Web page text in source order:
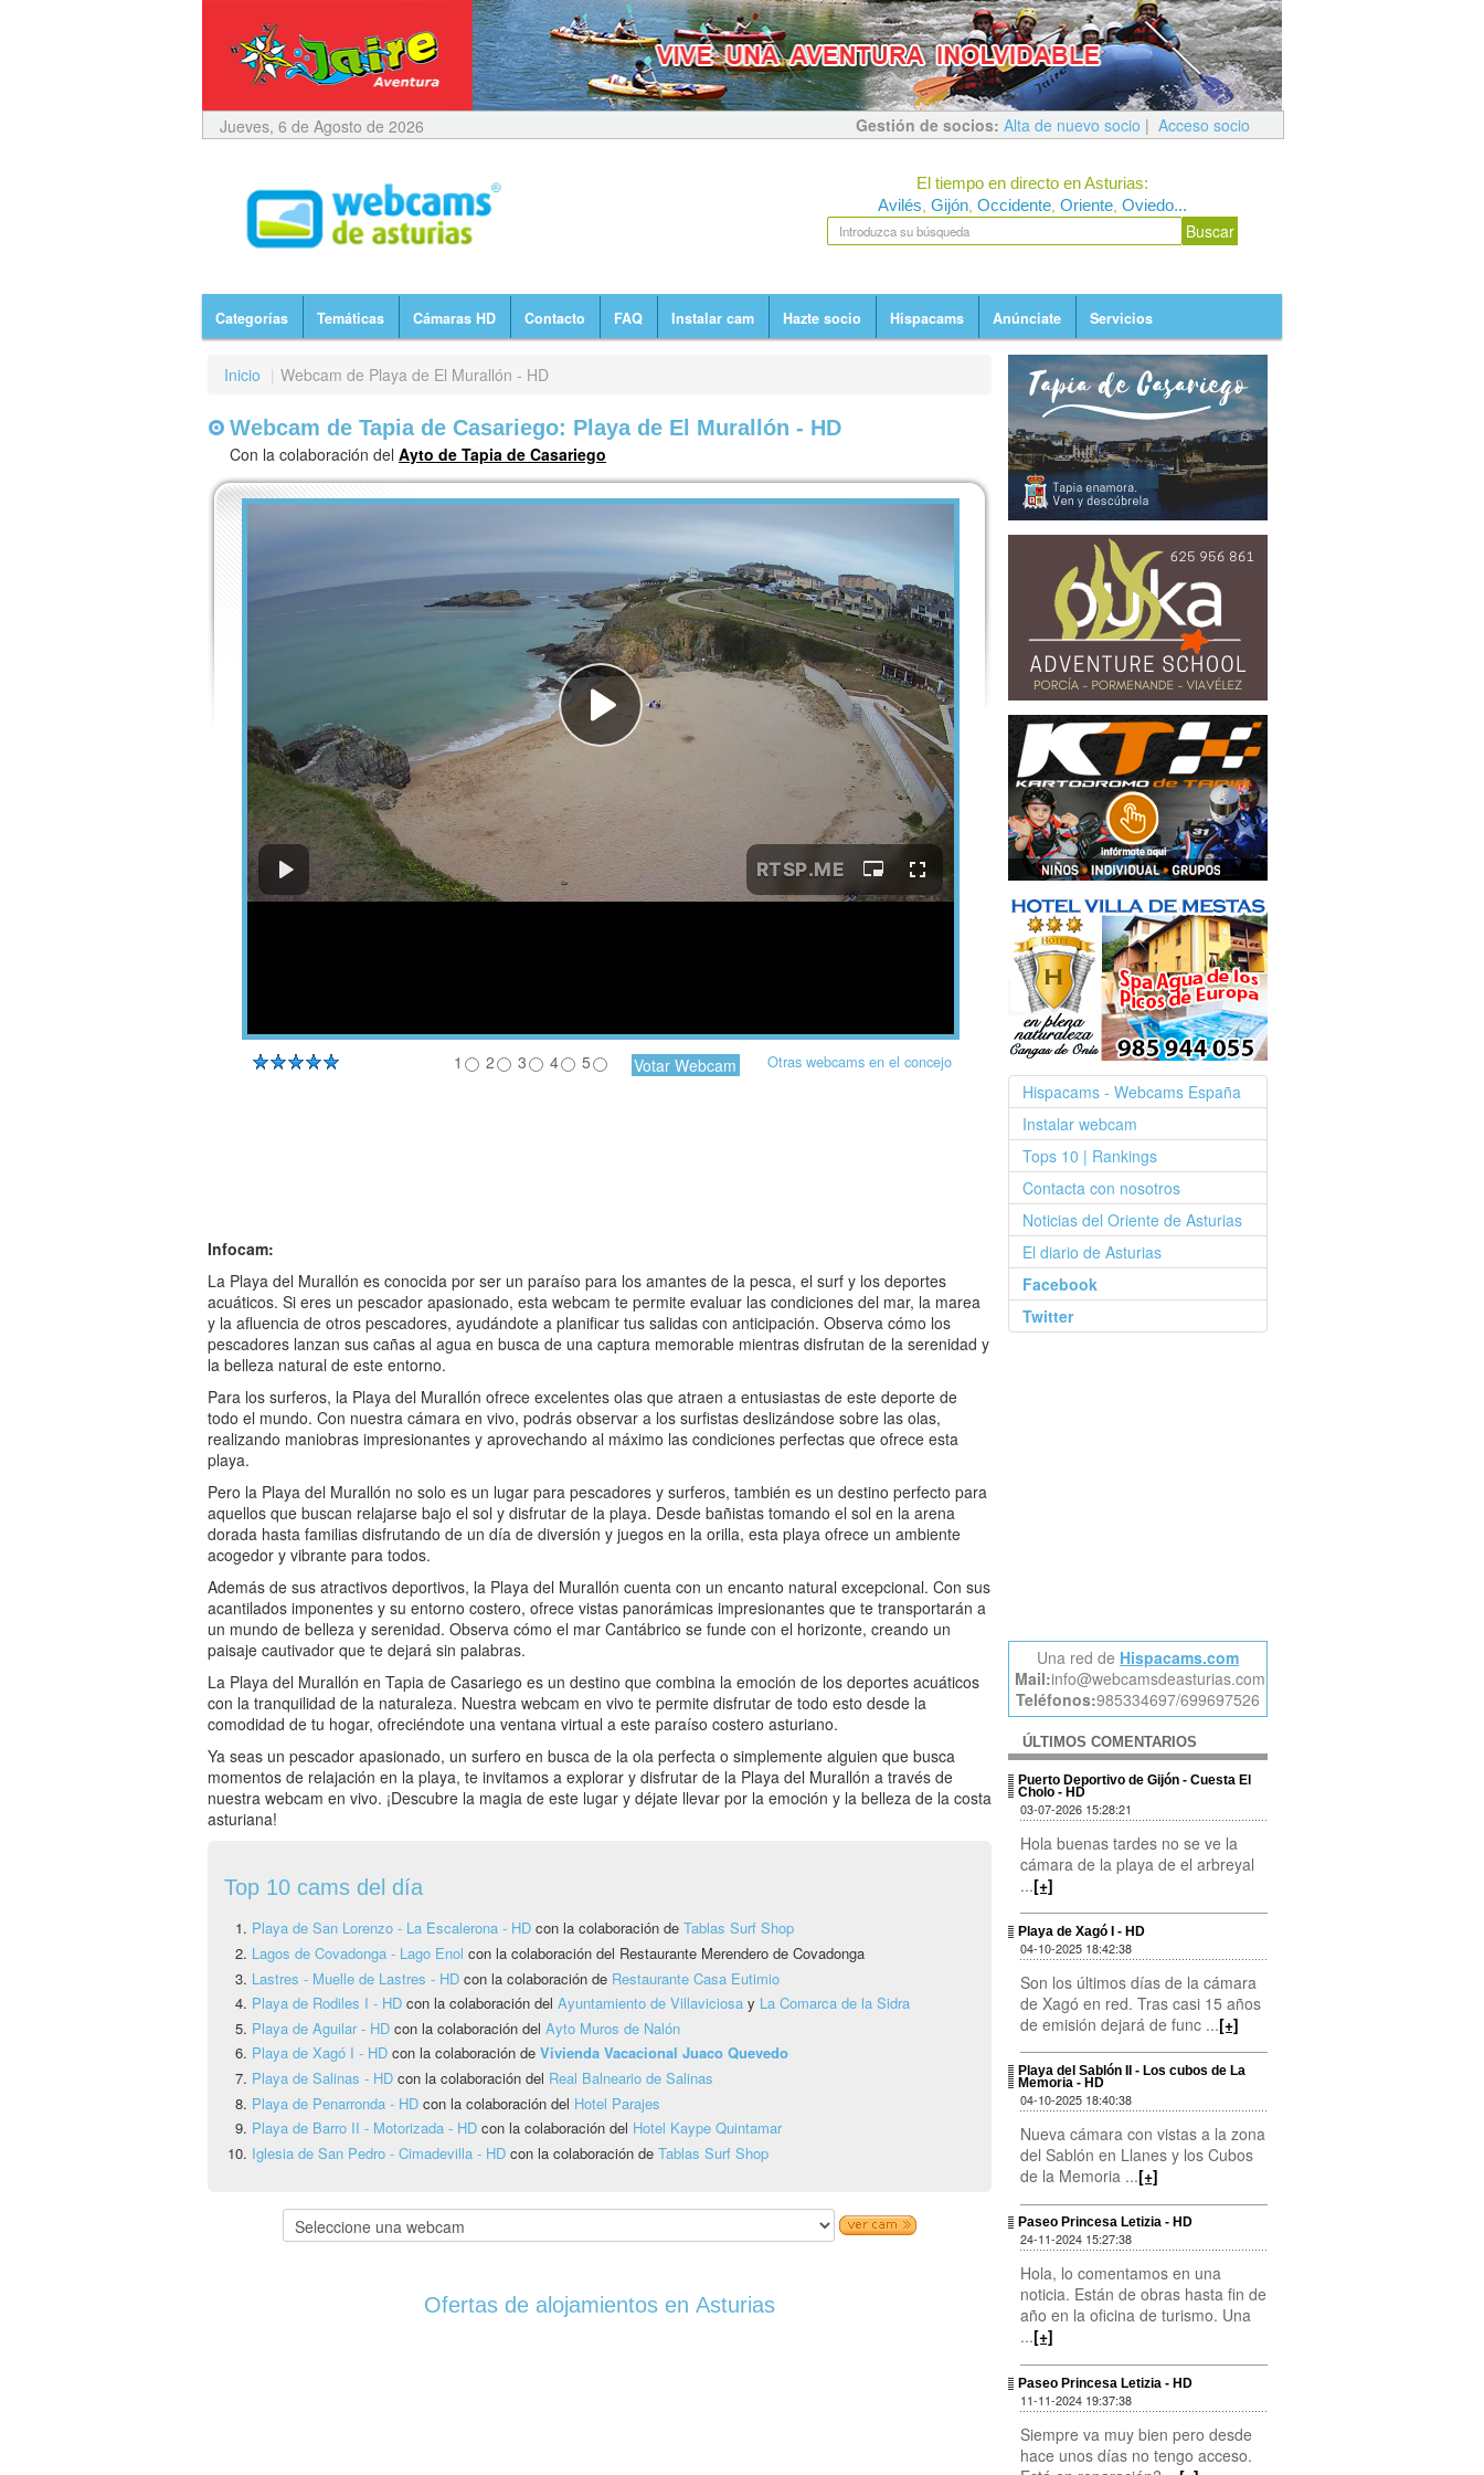
Jueves, 6 de Agosto de 2026 Acceso socio
Gestión de socios: Alta de nuevo socio |
El tiempo en directo en Asturias:
Avilés, Gijón, Occidente, Oriente, Oviedo...
Categorías Temáticas Cámaras HD Contacto FAQ Instalar cam Hazte socio Hispacams Anúnciate Servicios
Inicio | Webcam de Playa de El Murallón - HD
Webcam de Tapia de Casariego: Playa de El Murallón - HD
Con la colaboración del Ayto de Tapia de Casariego
1 2 3 4 5 Otras webcams en el concejo
Infocam:
La Playa del Murallón es conocida por ser un paraíso para los amantes de la pesca, el surf y los deportes
acuáticos. Si eres un pescador apasionado, esta webcam te permite evaluar las condiciones del mar, la marea
y la afluencia de otros pescadores, ayudándote a planificar tus salidas con anticipación. Observa cómo los
pescadores lanzan sus cañas al agua en busca de una captura memorable mientras disfrutan de la serenidad y
la belleza natural de este entorno.
Para los surferos, la Playa del Murallón ofrece excelentes olas que atraen a entusiastas de este deporte de
todo el mundo. Con nuestra cámara en vivo, podrás observar a los surfistas deslizándose sobre las olas,
realizando maniobras impresionantes y aprovechando al máximo las condiciones perfectas que ofrece esta
playa.
Pero la Playa del Murallón no solo es un lugar para pescadores y surferos, también es un destino perfecto para
aquellos que buscan relajarse bajo el sol y disfrutar de la playa. Desde bañistas tomando el sol en la arena
dorada hasta familias disfrutando de un día de diversión y juegos en la orilla, esta playa ofrece un ambiente
acogedor y vibrante para todos.
Además de sus atractivos deportivos, la Playa del Murallón cuenta con un encanto natural excepcional. Con sus
acantilados imponentes y su entorno costero, ofrece vistas panorámicas impresionantes que te transportarán a
un mundo de belleza y serenidad. Observa cómo el mar Cantábrico se funde con el horizonte, creando un
paisaje cautivador que te dejará sin palabras.
La Playa del Murallón en Tapia de Casariego es un destino que combina la emoción de los deportes acuáticos
con la tranquilidad de la naturaleza. Nuestra webcam en vivo te permite disfrutar de todo esto desde la
comodidad de tu hogar, ofreciéndote una ventana virtual a este paraíso costero asturiano.
Ya seas un pescador apasionado, un surfero en busca de la ola perfecta o simplemente alguien que busca
momentos de relajación en la playa, te invitamos a explorar y disfrutar de la Playa del Murallón a través de
nuestra webcam en vivo. ¡Descubre la magia de este lugar y déjate llevar por la emoción y la belleza de la costa
asturiana!
Top 10 cams del día
Playa de San Lorenzo - La Escalerona - HD con la colaboración de Tablas Surf Shop
Lagos de Covadonga - Lago Enol con la colaboración del Restaurante Merendero de Covadonga
Lastres - Muelle de Lastres - HD con la colaboración de Restaurante Casa Eutimio
Playa de Rodiles I - HD con la colaboración del Ayuntamiento de Villaviciosa y La Comarca de la Sidra
Playa de Aguilar - HD con la colaboración del Ayto Muros de Nalón
Playa de Xagó I - HD con la colaboración de Vivienda Vacacional Juaco Quevedo
Playa de Salinas - HD con la colaboración del Real Balneario de Salinas
Playa de Penarronda - HD con la colaboración del Hotel Parajes
Playa de Barro II - Motorizada - HD con la colaboración del Hotel Kaype Quintamar
Iglesia de San Pedro - Cimadevilla - HD con la colaboración de Tablas Surf Shop
Ofertas de alojamientos en Asturias
Hispacams - Webcams España
Instalar webcam
Tops 10 | Rankings
Contacta con nosotros
Noticias del Oriente de Asturias
El diario de Asturias
Facebook
Twitter
Una red de Hispacams.com
Mail:info@webcamsdeasturias.com
Teléfonos:985334697/699697526
ÚLTIMOS COMENTARIOS
Puerto Deportivo de Gijón - Cuesta El
Cholo - HD
03-07-2026 15:28:21
Hola buenas tardes no se ve la
cámara de la playa de el arbreyal
...[+]
Playa de Xagó I - HD
04-10-2025 18:42:38
Son los últimos días de la cámara
de Xagó en red. Tras casi 15 años
de emisión dejará de func ...[+]
Playa del Sablón II - Los cubos de La
Memoria - HD
04-10-2025 18:40:38
Nueva cámara con vistas a la zona
del Sablón en Llanes y los Cubos
de la Memoria ...[+]
Paseo Princesa Letizia - HD
24-11-2024 15:27:38
Hola, lo comentamos en una
noticia. Están de obras hasta fin de
año en la oficina de turismo. Una
...[+]
Paseo Princesa Letizia - HD
11-11-2024 19:37:38
Siempre va muy bien pero desde
hace unos días no tengo acceso.